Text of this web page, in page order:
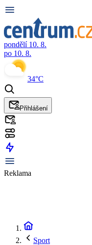
pondělí 10. 8.
po 10. 8.
34°C
Přihlášení
Reklama
Sport